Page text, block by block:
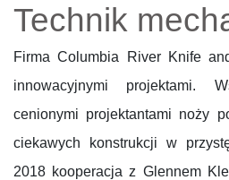
Technik
Firma Columbia River Knife
innowacyjnymi projektami.
cenionymi projektantami noży
ciekawych konstrukcji w
2018 kooperacja z Glennem